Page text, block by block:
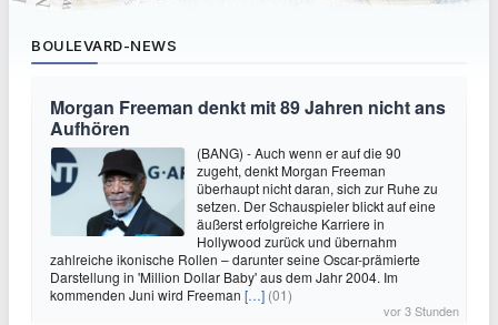
BOULEVARD-NEWS
Morgan Freeman denkt mit 89 Jahren nicht ans
Aufhören
(BANG) - Auch wenn er auf die 90
zugeht, denkt Morgan Freeman
überhaupt nicht daran, sich zur Ruhe zu
setzen. Der Schauspieler blickt auf eine
äußerst erfolgreiche Karriere in
Hollywood zurück und übernahm
zahlreiche ikonische Rollen – darunter seine Oscar-prämierte
Darstellung in 'Million Dollar Baby' aus dem Jahr 2004. Im
kommenden Juni wird Freeman […] (01)
vor 3 Stunden